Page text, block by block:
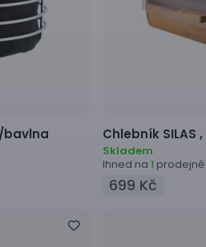
bavlna Chlebník SILAS ,
Skladem
Ihned na 1 prodejně
699 Kč